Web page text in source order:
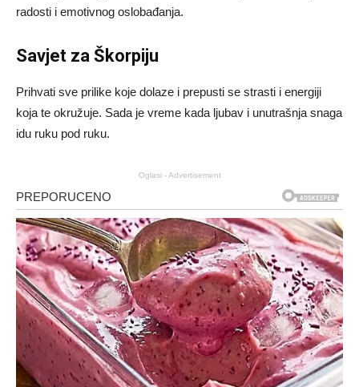
radosti i emotivnog oslobađanja.
Savjet za Škorpiju
Prihvati sve prilike koje dolaze i prepusti se strasti i energiji
koja te okružuje. Sada je vreme kada ljubav i unutrašnja snaga
idu ruku pod ruku.
Oglasi - Advertisement